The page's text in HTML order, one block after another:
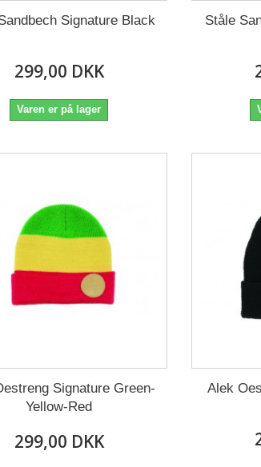
Signature Black
299,00 DKK
Varen er på lager
Ståle
Signature Green-
Yellow-Red
299,00 DKK
Alek